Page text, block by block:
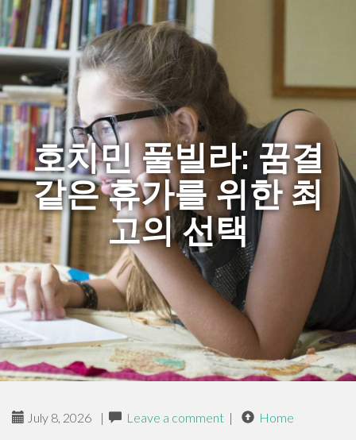
호치민 풀빌라: 꿈결
같은 휴가를 위한 최
고의 선택
July 8, 2026 | Leave a comment | Home